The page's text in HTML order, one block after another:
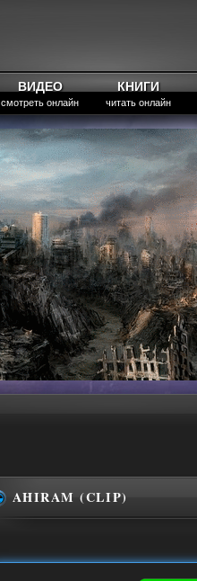
ВИДЕО
смотреть онлайн
КНИГИ
читать онлайн
AHIRAM (CLIP)